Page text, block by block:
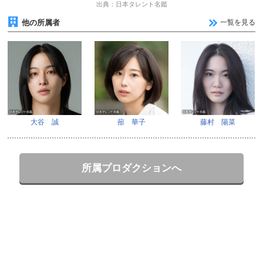
出典：日本タレント名鑑
他の所属者 一覧を見る
大谷 誠 蔀 華子 藤村 陽菜
所属プロダクションへ